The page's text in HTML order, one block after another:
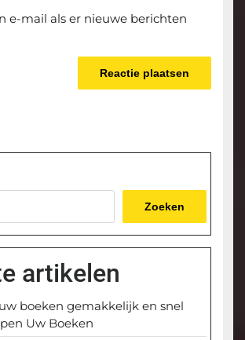
e-mail als er nieuwe berichten
Zoeken
artikelen
boeken gemakkelijk en snel
Uw Boeken